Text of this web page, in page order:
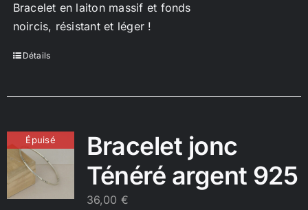
Bracelet en laiton massif et fonds
noircis, résistant et léger !
Détails
Épuisé
Bracelet jonc
Ténéré argent 925
36,00 €